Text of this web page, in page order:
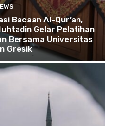
Bacaan Al-Qur’an,
Gelar Pelatihan
Bersama Universitas
Gresik